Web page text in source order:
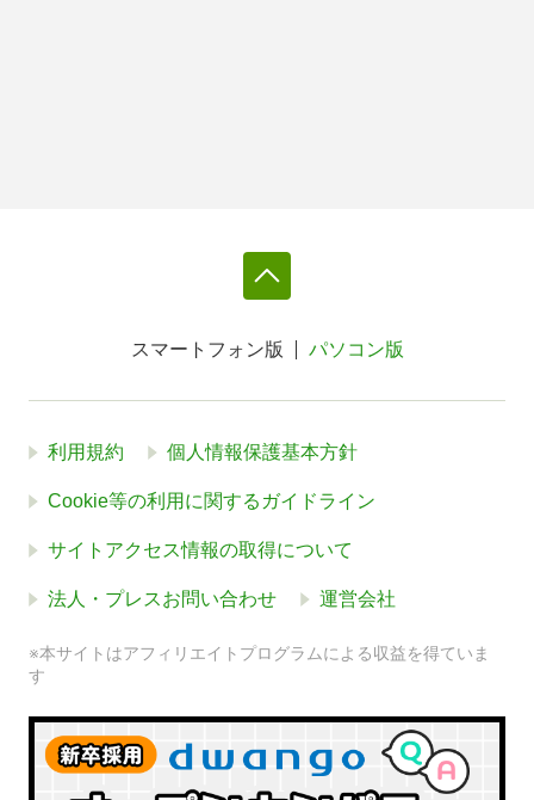
スマートフォン版 パソコン版
利用規約 個人情報保護基本方針
Cookie等の利用に関するガイドライン
サイトアクセス情報の取得について
法人・プレスお問い合わせ 運営会社
※本サイトはアフィリエイトプログラムによる収益を得ていま
す